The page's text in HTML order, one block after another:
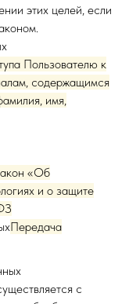
этих целей, если
Пользователю к
содержащимся
имя,
«Об
и о защите
Передача
с